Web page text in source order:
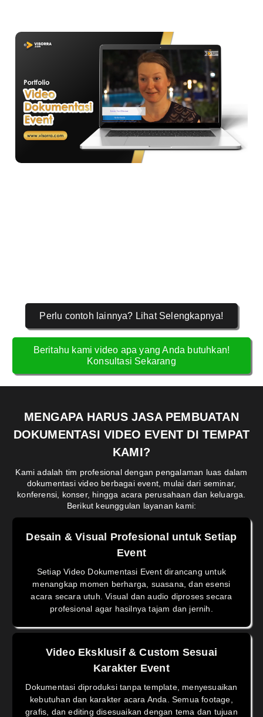
Perlu contoh lainnya? Lihat Selengkapnya!
Beritahu kami video apa yang Anda butuhkan!
Konsultasi Sekarang
MENGAPA HARUS JASA PEMBUATAN
DOKUMENTASI VIDEO EVENT DI TEMPAT
KAMI?
Kami adalah tim profesional dengan pengalaman luas dalam
dokumentasi video berbagai event, mulai dari seminar,
konferensi, konser, hingga acara perusahaan dan keluarga.
Berikut keunggulan layanan kami:
Desain & Visual Profesional untuk Setiap
Event
Setiap Video Dokumentasi Event dirancang untuk
menangkap momen berharga, suasana, dan esensi
acara secara utuh. Visual dan audio diproses secara
profesional agar hasilnya tajam dan jernih.
Video Eksklusif & Custom Sesuai
Karakter Event
Dokumentasi diproduksi tanpa template, menyesuaikan
kebutuhan dan karakter acara Anda. Semua footage,
grafis, dan editing disesuaikan dengan tema dan tujuan